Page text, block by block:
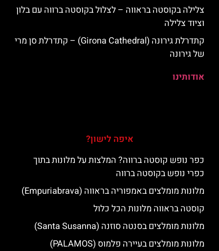
צלילה בקוסטה בראווה – לצלול בקוסטה ברווה עם בלון
וציוד צלילה
קתדרלת גירונה (Girona Cathedral) – קתדרלת סן מרי
של גירונה
אודותינו
איפה לישון?
כפר נופש קוסטה ברווה? המלצות על מלונות בתוך
כפרי נופש בקוסטה ברווה
מלונות מומלצים באמפוריה בראווה (Empuriabrava)
קוסטה בראווה מלונות הכל כלול
מלונות מומלצים בסנטה סוזנה (Santa Susanna)
מלונות מומלצים בעיירה פלמוס (PALAMOS)